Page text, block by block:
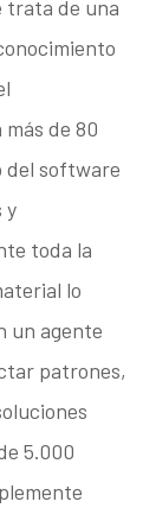
trata de una
de 80
del software
y
toda la
lo
un agente
patrones,
5.000